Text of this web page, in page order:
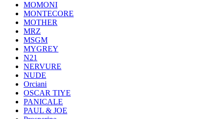
MOMONI
MONTECORE
MOTHER
MRZ
MSGM
MYGREY
N21
NERVURE
NUDE
Orciani
OSCAR TIYE
PANICALE
PAUL & JOE